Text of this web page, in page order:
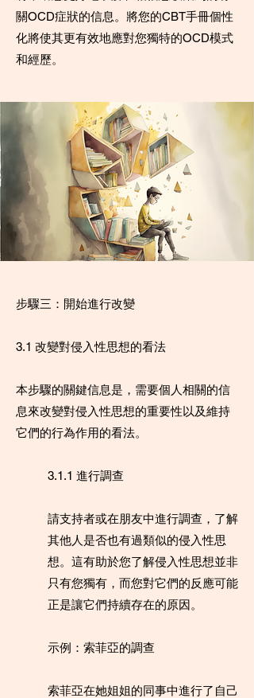
關OCD症狀的信息。將您的CBT手冊個性
化將使其更有效地應對您獨特的OCD模式
和經歷。
步驟三：開始進行改變
3.1 改變對侵入性思想的看法
本步驟的關鍵信息是，需要個人相關的信
息來改變對侵入性思想的重要性以及維持
它們的行為作用的看法。
3.1.1 進行調查
請支持者或在朋友中進行調查，了解
其他人是否也有過類似的侵入性思
想。這有助於您了解侵入性思想並非
只有您獨有，而您對它們的反應可能
正是讓它們持續存在的原因。
示例：索菲亞的調查
索菲亞在她姐姐的同事中進行了自己